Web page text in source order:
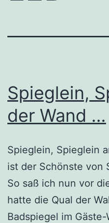
Spieglein,
der Wand …
Spieglein, Spieglein
ist der Schönste von
So saß ich nun vor
hatte die Qual der
Badspiegel im